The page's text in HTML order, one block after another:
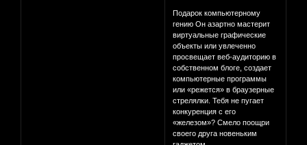
Подарок компьютерному
гению Он азартно мастерит
виртуальные графические
объекты или увлеченно
просвещает веб-аудиторию в
собственном блоге, создает
компьютерные программы
или «режется» в браузерные
стрелялки. Тебя не пугает
конкуренция с его
«железом»? Смело поощри
своего друга новеньким